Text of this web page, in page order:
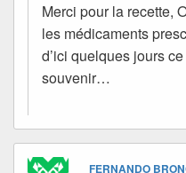
Merci pour la recette,
les médicaments
d’ici quelques jours
souvenir…
FERNANDO